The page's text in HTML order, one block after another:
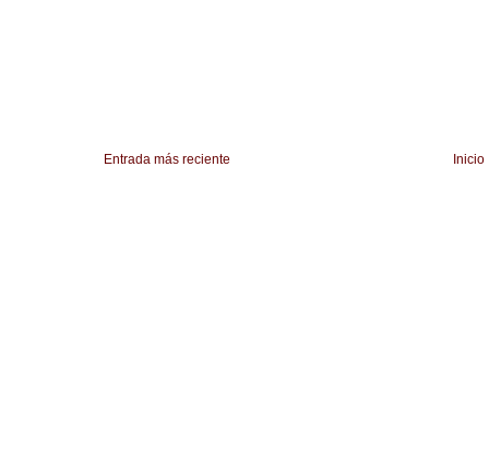
Entrada más reciente Inicio